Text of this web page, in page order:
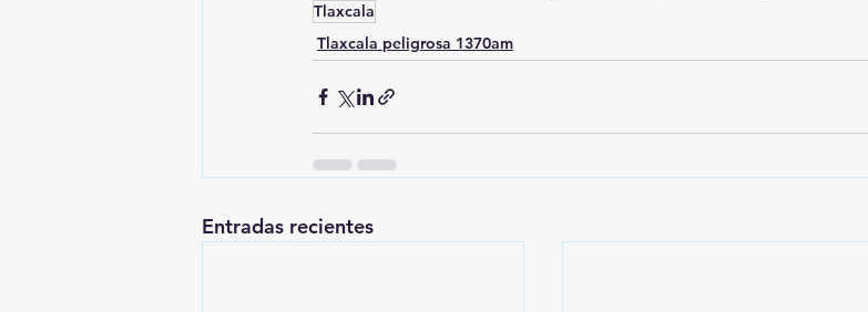
Tlaxcala
Tlaxcala peligrosa 1370am
Entradas recientes